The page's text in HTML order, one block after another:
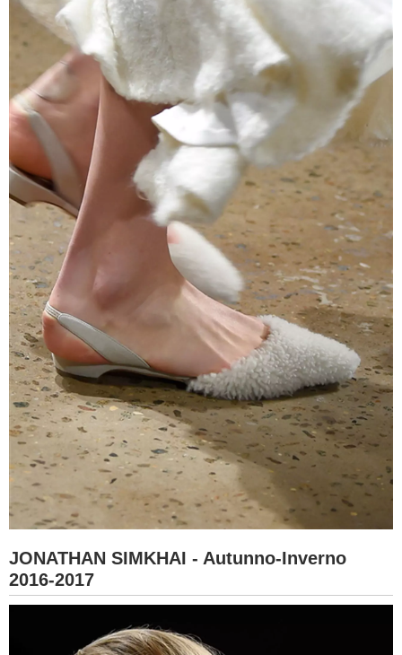
FORUM
JONATHAN SIMKHAI - Autunno-Inverno
2016-2017